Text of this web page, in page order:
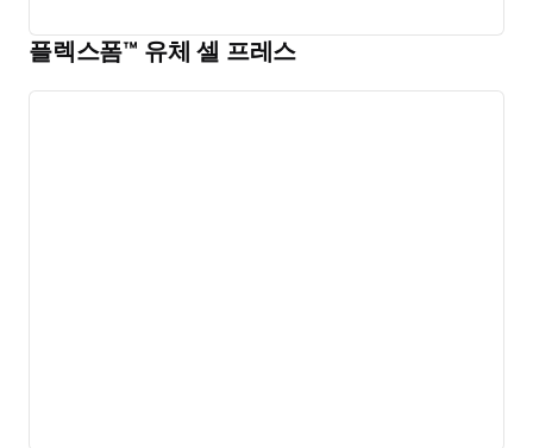
플렉스폼™ 유체 셀 프레스